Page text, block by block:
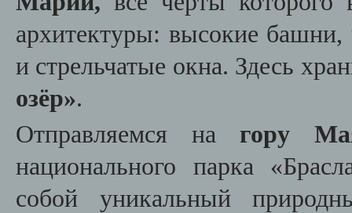
архитектуры: высокие
и стрельчатые окна. Здесь
озёр».
Отправляемся на гору
национального парка
собой уникальный